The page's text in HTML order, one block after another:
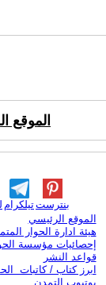
الموقع
تيلكرامبنترست
الموقع الرئيسي
هيئة ادارة الحوار
إحصائيات مؤسسة
قواعد النشر
ابرز كتاب / كاتبات
يوتيوب التمدن